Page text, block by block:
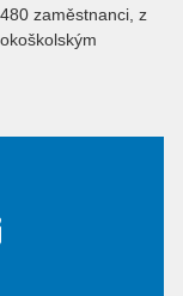
zaměstnanci, z